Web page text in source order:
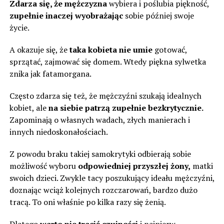
Zdarza się, że mężczyznawybiera i poślubia piękność,
zupełnie inaczej wyobrażającsobie później swoje
życie.
A okazuje się, żetaka kobieta nie umiegotować,
sprzątać, zajmować się domem. Wtedy piękna sylwetka
znika jak fatamorgana.
Często zdarza się też, że mężczyźni szukają idealnych
kobiet, alena siebie patrzą zupełnie bezkrytycznie.
Zapominają o własnych wadach, złych manierach i
innych niedoskonałościach.
Z powodu braku takiej samokrytyki odbierają sobie
możliwość wyboru odpowiedniej przyszłej żony, matki
swoich dzieci. Zwykle tacy poszukujący ideału mężczyźni,
doznając wciąż kolejnych rozczarowań, bardzo dużo
tracą. To oni właśnie po kilka razy się żenią.